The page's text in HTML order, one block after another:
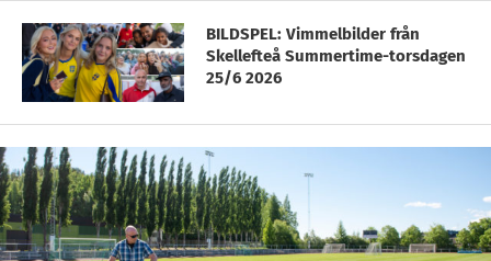
BILDSPEL: Vimmelbilder från
Skellefteå Summertime-torsdagen
25/6 2026